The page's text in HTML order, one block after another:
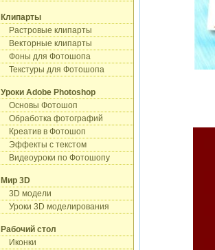
Клипарты
Растровые клипарты
Векторные клипарты
Фоны для Фотошопа
Текстуры для Фотошопа
Уроки Adobe Photoshop
Основы Фотошоп
Обработка фотографий
Креатив в Фотошоп
Эффекты с текстом
Видеоуроки по Фотошопу
Мир 3D
3D модели
Уроки 3D моделирования
Рабочий стол
Иконки